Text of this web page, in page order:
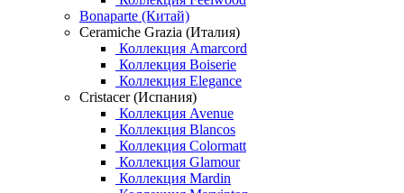
Bonaparte (Китай)
Ceramiche Grazia (Италия)
Коллекция Amarcord
Коллекция Boiserie
Коллекция Elegance
Cristacer (Испания)
Коллекция Avenue
Коллекция Blancos
Коллекция Colormatt
Коллекция Glamour
Коллекция Mardin